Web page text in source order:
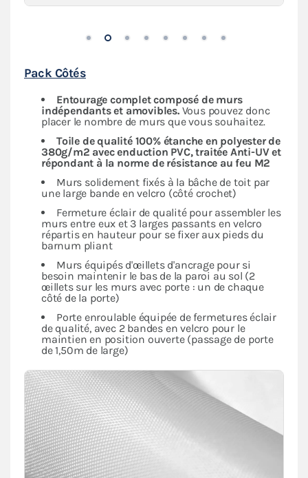
Pack Côtés
Entourage complet composé de murs
indépendantset amovibles. Vous pouvez donc
placer le nombre de murs que vous souhaitez.
Toile de qualité 100% étanche en polyester de
380g/m2 avec enduction PVC, traitée Anti-UV et
répondant à la norme de résistance au feu M2
Murs solidement fixés à la bâche de toit par
une large bande en velcro (côté crochet)
Fermeture éclair de qualité pour assembler les
murs entre eux et 3 larges passants en velcro
répartis en hauteur pour se fixer aux pieds du
barnum pliant
Murs équipés d'œillets d'ancrage pour si
besoin maintenir le bas de la paroi au sol (2
œillets sur les murs avec porte : un de chaque
côté de la porte)
Porte enroulable équipée de fermetures éclair
de qualité, avec 2 bandes en velcro pour le
maintien en position ouverte (passage de porte
de 1,50m de large)